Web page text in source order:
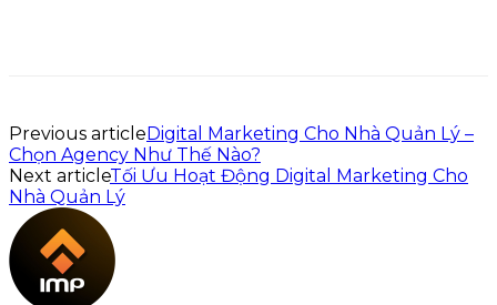
Previous articleDigital Marketing Cho Nhà Quản Lý –
Chọn Agency Như Thế Nào?
Next articleTối Ưu Hoạt Động Digital Marketing Cho
Nhà Quản Lý